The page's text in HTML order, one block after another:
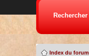
Rechercher
Index du forum